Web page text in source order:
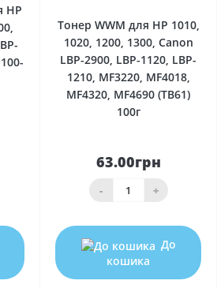
HP
Тонер WWM для HP 1010,
1020, 1200, 1300, Canon
LBP-2900, LBP-1120, LBP-
1210, MF3220, MF4018,
MF4320, MF4690 (TB61)
100г
63.00грн
- +
До
кошика